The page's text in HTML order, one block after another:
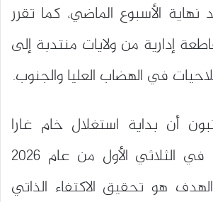
الأسبوع الماضي، كما تقرر
ترقية 11 مقاطعة إدارية من ولايات منتدبة إلى
في الهضاب العليا والجنوب.
أن بداية استغلال خام غارا
جبيلات سيكون في الثلاثي الأول من عام 2026
هو تحقيق الاكتفاء الذاتي